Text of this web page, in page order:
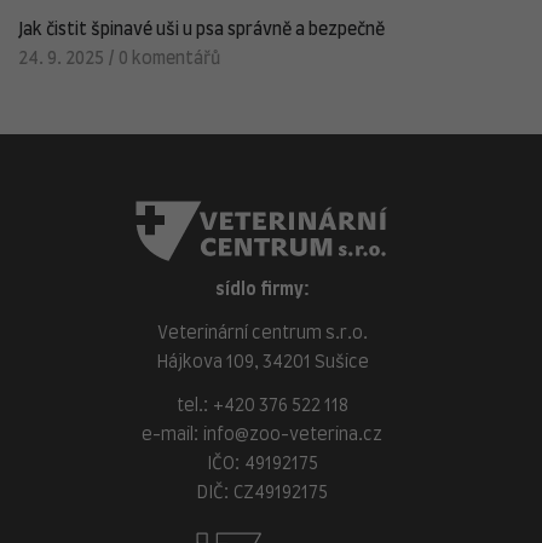
Jak čistit špinavé uši u psa správně a bezpečně
24. 9. 2025 / 0 komentářů
sídlo firmy:
Veterinární centrum s.r.o.
Hájkova 109, 34201 Sušice
tel.: +420 376 522 118
e-mail:
info@zoo-veterina.cz
IČO: 49192175
DIČ: CZ49192175